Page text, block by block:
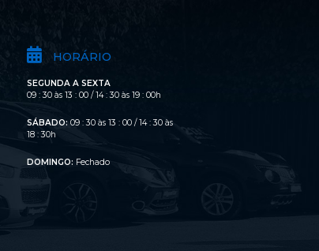
HORÁRIO
SEGUNDA A SEXTA
09 : 30 às 13 : 00 / 14 : 30 às 19 : 00h
SÁBADO: 09 : 30 às 13 : 00 / 14 : 30 às
18 : 30h
DOMINGO: Fechado